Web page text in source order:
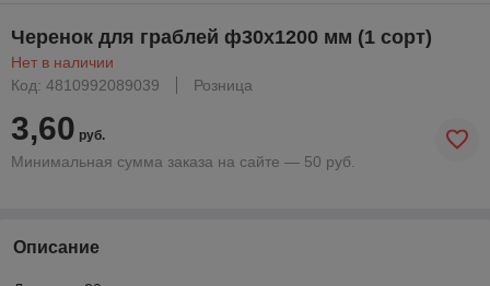
Черенок для граблей ф30x1200 мм (1 сорт)
Нет в наличии
Код: 4810992089039
Розница
3,60 руб.
Минимальная сумма заказа на сайте — 50 руб.
Описание